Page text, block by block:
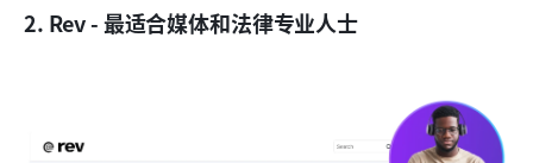
2. Rev - 最适合媒体和法律专业人士